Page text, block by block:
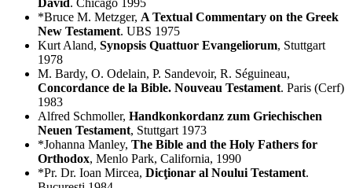
David. Chicago 1995
*Bruce M. Metzger, A Textual Commentary on the Greek
New Testament. UBS 1975
Kurt Aland, Synopsis Quattuor Evangeliorum, Stuttgart
1978
M. Bardy, O. Odelain, P. Sandevoir, R. Séguineau,
Concordance de la Bible. Nouveau Testament. Paris (Cerf)
1983
Alfred Schmoller, Handkonkordanz zum Griechischen
Neuen Testament, Stuttgart 1973
*Johanna Manley, The Bible and the Holy Fathers for
Orthodox, Menlo Park, California, 1990
*Pr. Dr. Ioan Mircea, Dicţionar al Noului Testament.